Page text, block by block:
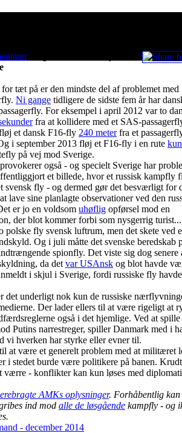
Løsgående militærfly er
tæt på er den mindste del af problemet med
Ni gange tidligere de sidste fem år har
For eksempel i april 2012 var to
fra at kollidere med et SAS-
et dansk F16-fly 240 meterfra et
i september 2013 fløj et F16-fly i en rute
på vej mod Sverige.
også - og specielt Sverige har
et billede, hvor et russisk kampfly
svensk fly - og dermed gør det besværligt for
lave sine planlagte observationer ved den
er jo en voldsom uhøflig opførsel mod en
der blot kommer forbi som nysgerrig turist...
polske fly svensk luftrum, men det skete ved
Og i juli måtte det svenske beredskab
spionfly. Det viste sig dog senere
da det var USAnsk og blot havde
i skjul i Sverige, fordi russiske fly havde
det underligt nok kun de russiske
Der lader ellers til at være rigeligt at
også i det hjemlige. Ved at spille
Putins narrestreger, spiller Danmark med i
vi hverken har styrke eller evner til.
at være et generelt problem med at militæret
i stedet burde være politikere på banen.
værre - konflikter kan kun løses med
AMKs oplysninger. Forhåbentlig kan
ind mod alle de løsgående kampfly - og
- december 2014